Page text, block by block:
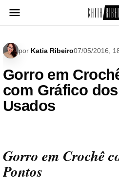
para
por Katia Ribeiro07/05/2016,
Gorro em
com Gráfico
Usados
Gorro em Crochê
Pontos